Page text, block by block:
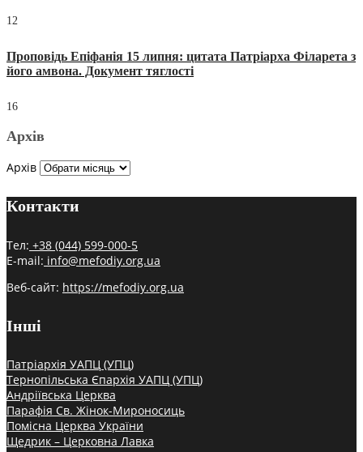
12
Проповідь Епіфанія 15 липня: цитата Патріарха Філарета з
його амвона. Документ тяглості
16
Архів
Архів
Контакти
Тел: +38 (044) 599-000-5
E-mail: info@mefodiy.org.ua
Веб-сайт: https://mefodiy.org.ua
Інші
Патріархія УАПЦ (УПЦ)
Тернопільська Єпархія УАПЦ (УПЦ)
Андріївська Церква
Парафія Св. Жінок-Мироносиць
Помісна Церква України
Щедрик – Церковна Лавка